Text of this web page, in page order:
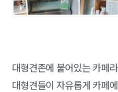
대형견존에 붙어있는 카페
대형견들이 자유롭게 카페